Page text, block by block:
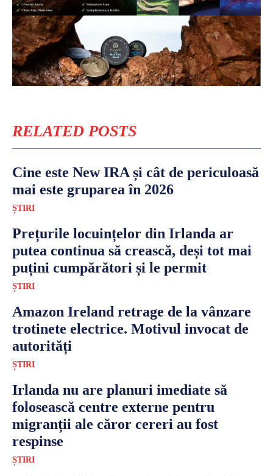
RELATED POSTS
Cine este New IRA și cât de periculoasă
mai este gruparea în 2026
ȘTIRI
Prețurile locuințelor din Irlanda ar
putea continua să crească, deși tot mai
puțini cumpărători și le permit
ȘTIRI
Amazon Ireland retrage de la vânzare
trotinete electrice. Motivul invocat de
autorități
ȘTIRI
Irlanda nu are planuri imediate să
folosească centre externe pentru
migranții ale căror cereri au fost
respinse
ȘTIRI